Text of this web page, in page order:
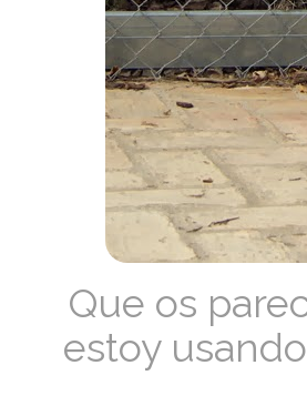
Que os
estoy